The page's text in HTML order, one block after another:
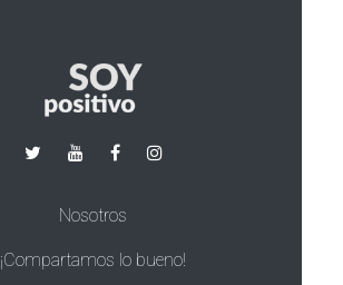
Nosotros
¡Compartamos lo bueno!